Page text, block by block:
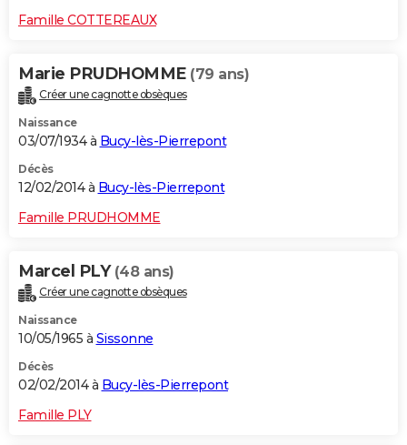
Famille COTTEREAUX
Marie PRUDHOMME (79 ans)
Créer une cagnotte obsèques
Naissance
03/07/1934 à Bucy-lès-Pierrepont
Décès
12/02/2014 à Bucy-lès-Pierrepont
Famille PRUDHOMME
Marcel PLY (48 ans)
Créer une cagnotte obsèques
Naissance
10/05/1965 à Sissonne
Décès
02/02/2014 à Bucy-lès-Pierrepont
Famille PLY